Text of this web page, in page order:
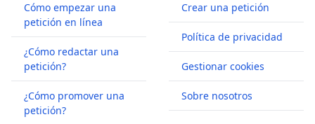
Cómo empezar una
petición en línea
¿Cómo redactar una
petición?
¿Cómo promover una
petición?
Crear una petición
Política de privacidad
Gestionar cookies
Sobre nosotros